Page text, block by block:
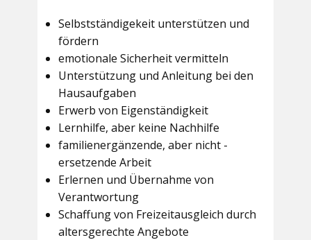
Selbstständigekeit unterstützen und
fördern
emotionale Sicherheit vermitteln
Unterstützung und Anleitung bei den
Hausaufgaben
Erwerb von Eigenständigkeit
Lernhilfe, aber keine Nachhilfe
familienergänzende, aber nicht -
ersetzende Arbeit
Erlernen und Übernahme von
Verantwortung
Schaffung von Freizeitausgleich durch
altersgerechte Angebote